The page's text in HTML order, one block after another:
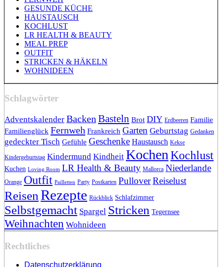
GESUNDE KÜCHE
HAUSTAUSCH
KOCHLUST
LR HEALTH & BEAUTY
MEAL PREP
OUTFIT
STRICKEN & HÄKELN
WOHNIDEEN
Schlagwörter
Adventskalender Backen Basteln Brot DIY Erdbeeren Familie
Familienglück Fernweh Frankreich Garten Geburtstag Gedanken
gedeckter Tisch Gefühle Geschenke Haustausch Kekse
Kindergeburtstag Kindermund Kindheit Kochen Kochlust
Kuchen Loving Room LR Health & Beauty Mallorca Niederlande
Orange Outfit Pailletten Party Postkarten PulloverReiselust
Reisen Rezepte Rückblick Schlafzimmer
Selbstgemacht Spargel Stricken Tegernsee
Weihnachten Wohnideen
Rechtliches
Datenschutzerklärung